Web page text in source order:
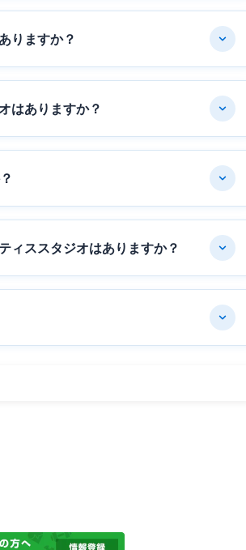
りますか？
はありますか？
ィススタジオはありますか？